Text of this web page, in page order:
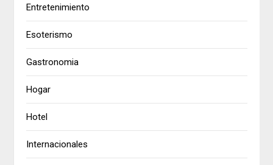
Entretenimiento
Esoterismo
Gastronomia
Hogar
Hotel
Internacionales